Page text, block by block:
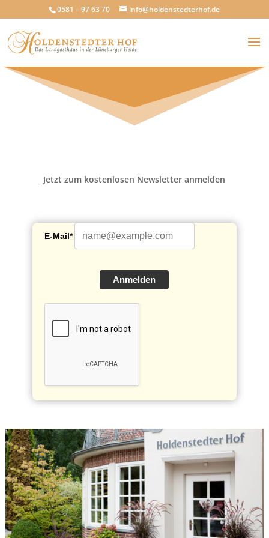
0581 – 97 63 70 info@holdenstedterhof.de
Jetzt zum kostenlosen Newsletter anmelden
E-Mail*
Anmelden